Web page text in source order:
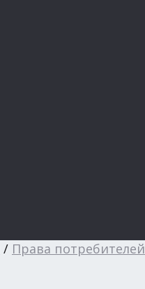
/ Права потребителей